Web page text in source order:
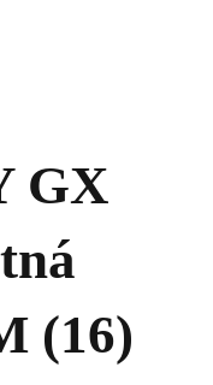
GX
(16)